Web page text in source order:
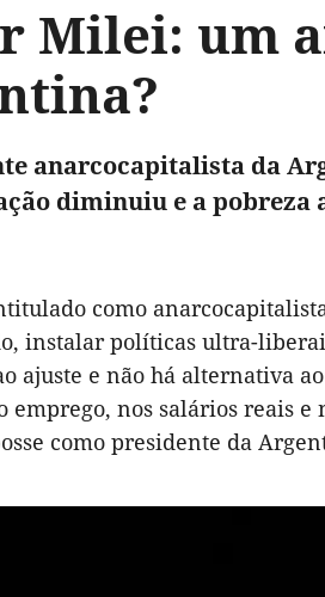
Milei: um
anarcocapitalista da
diminuiu e a pobreza
como
instalar políticas ultra-
ajuste e não há alternativa
emprego, nos salários reais
como presidente da